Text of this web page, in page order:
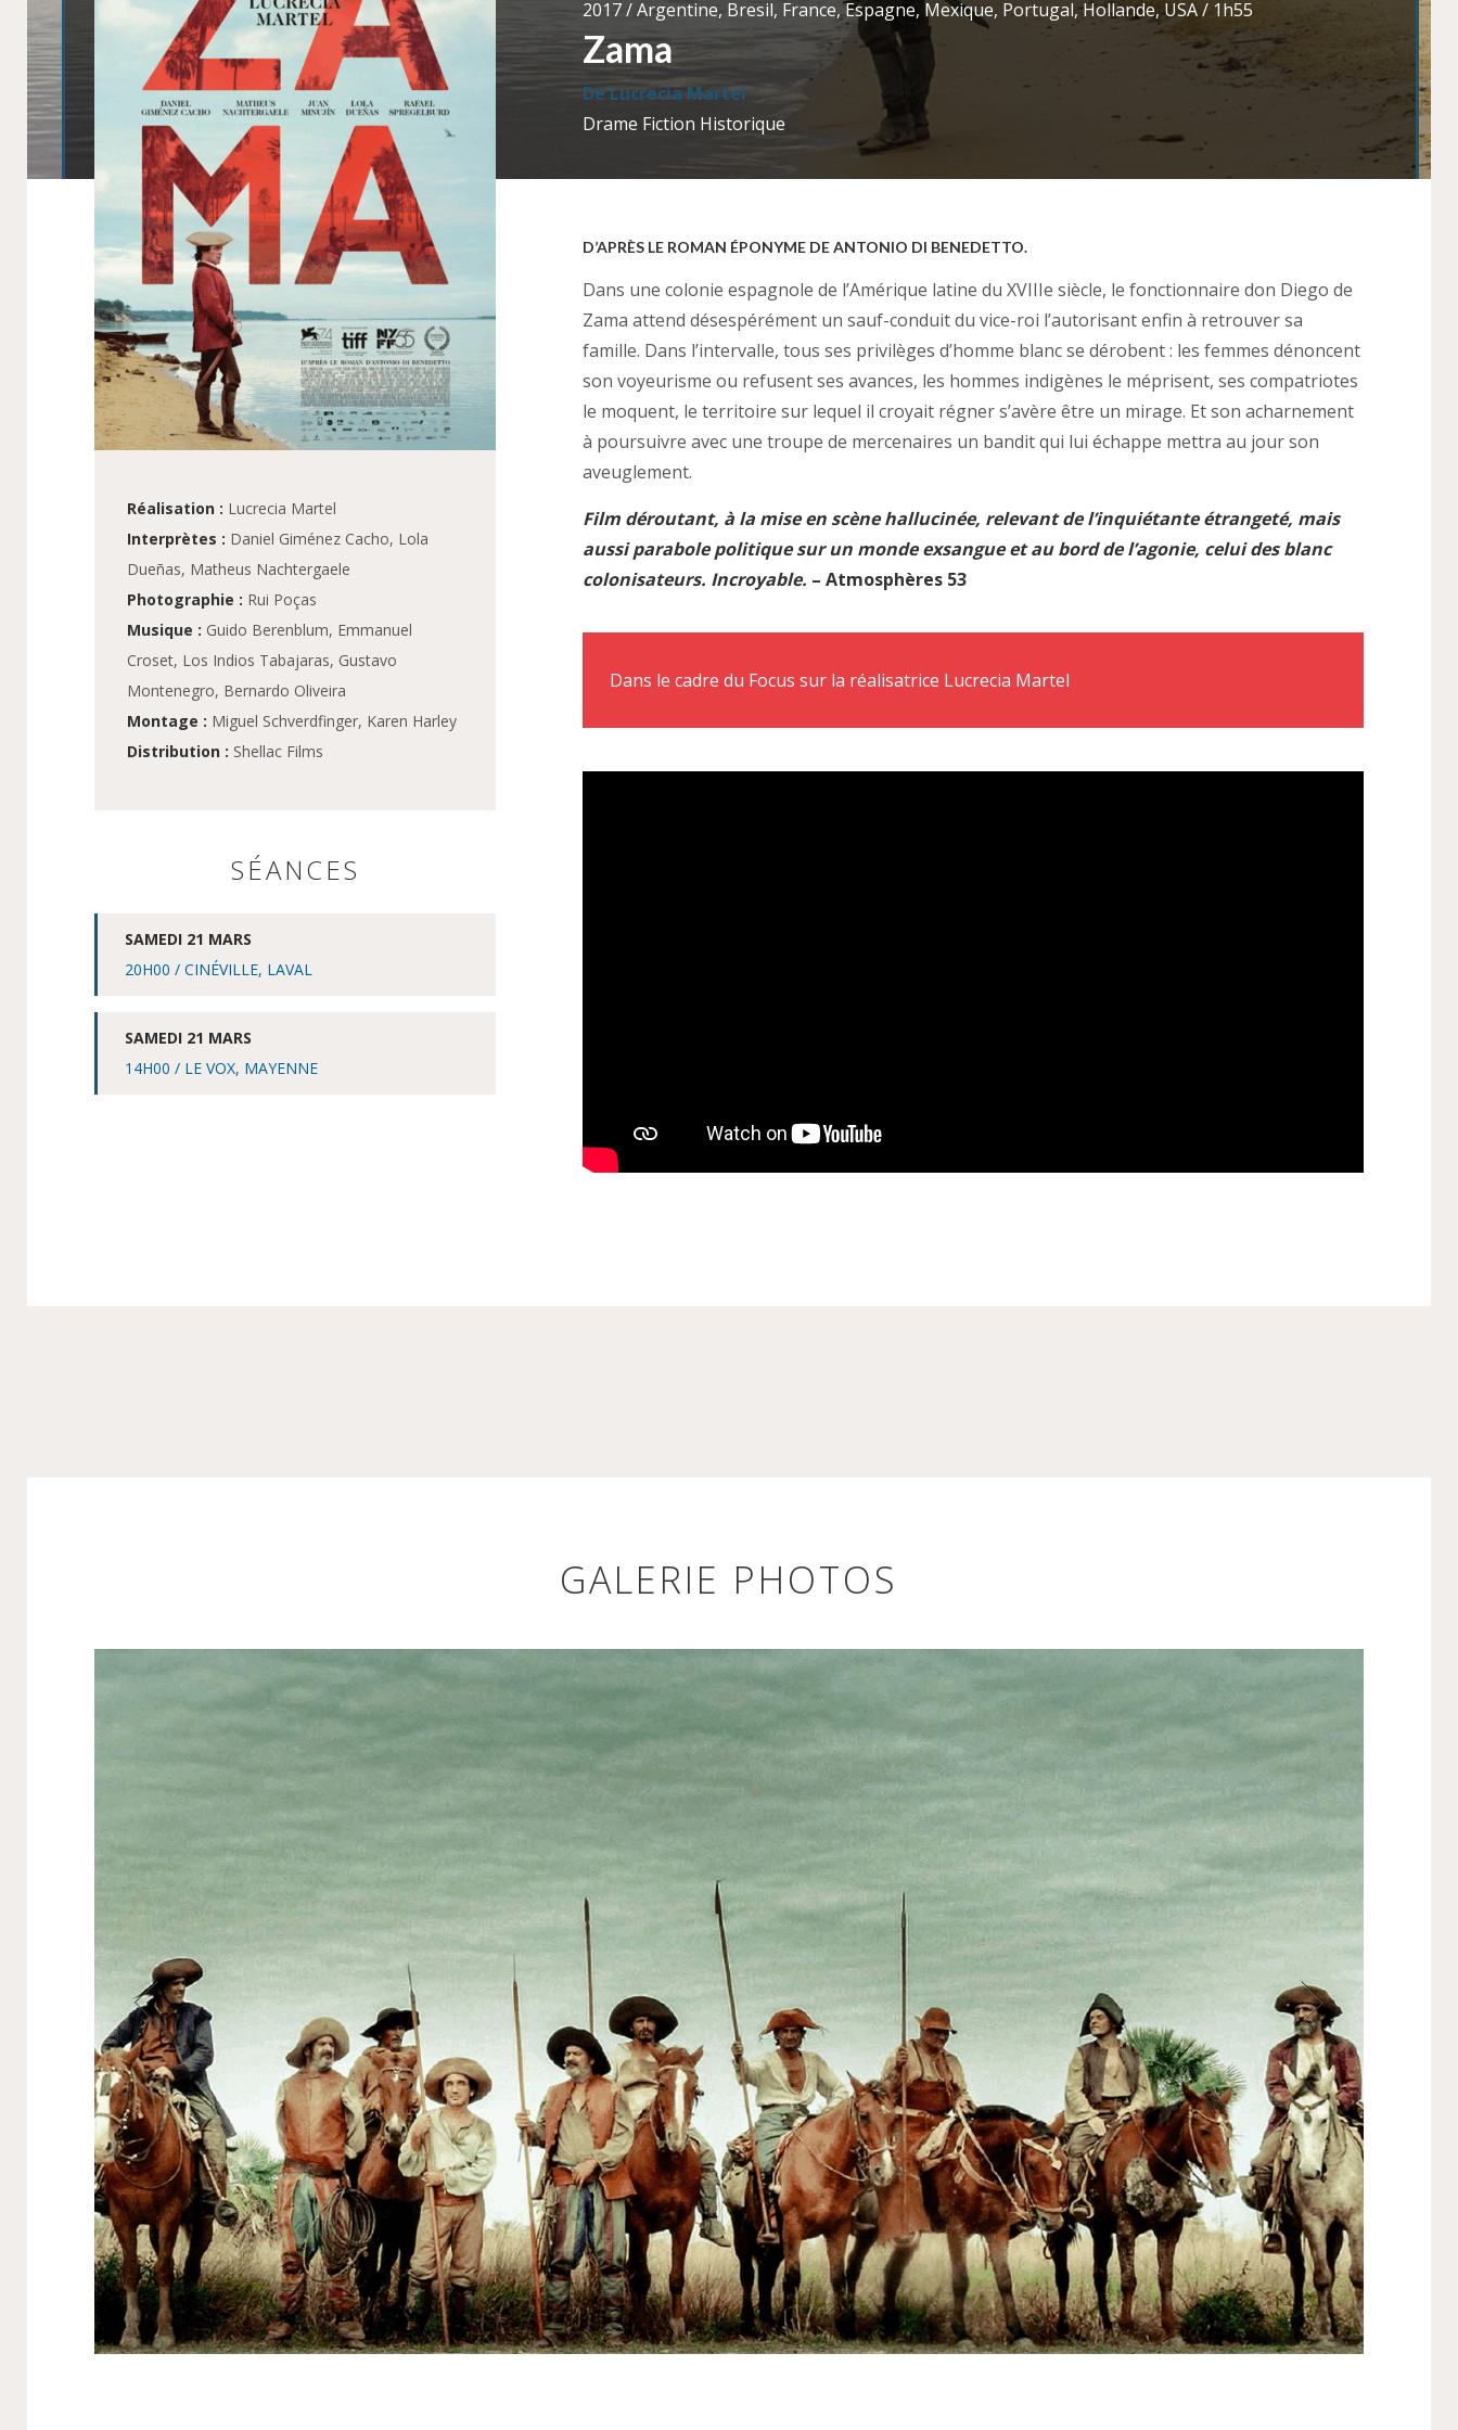
Réalisation : Lucrecia Martel
Interprètes : Daniel Giménez Cacho, Lola
Dueñas, Matheus Nachtergaele
Photographie : Rui Poças
Musique : Guido Berenblum, Emmanuel
Croset, Los Indios Tabajaras, Gustavo
Montenegro, Bernardo Oliveira
Montage : Miguel Schverdfinger, Karen Harley
Distribution : Shellac Films
SÉANCES
SAMEDI 21 MARS
20H00 / CINÉVILLE, LAVAL
SAMEDI 21 MARS
14H00 / LE VOX, MAYENNE
2017 / Argentine, Bresil, France, Espagne, Mexique, Portugal, Hollande, USA / 1h55
Zama
De Lucrecia Martel
Drame Fiction Historique
D’APRÈS LE ROMAN ÉPONYME DE ANTONIO DI BENEDETTO.
Dans une colonie espagnole de l’Amérique latine du XVIIIe siècle, le fonctionnaire don Diego de
Zama attend désespérément un sauf-conduit du vice-roi l’autorisant enfin à retrouver sa
famille. Dans l’intervalle, tous ses privilèges d’homme blanc se dérobent : les femmes dénoncent
son voyeurisme ou refusent ses avances, les hommes indigènes le méprisent, ses compatriotes
le moquent, le territoire sur lequel il croyait régner s’avère être un mirage. Et son acharnement
à poursuivre avec une troupe de mercenaires un bandit qui lui échappe mettra au jour son
aveuglement.
Film déroutant, à la mise en scène hallucinée, relevant de l’inquiétante étrangeté, mais
aussi parabole politique sur un monde exsangue et au bord de l’agonie, celui des blanc
colonisateurs. Incroyable. – Atmosphères 53
Dans le cadre du Focus sur la réalisatrice Lucrecia Martel
GALERIE PHOTOS